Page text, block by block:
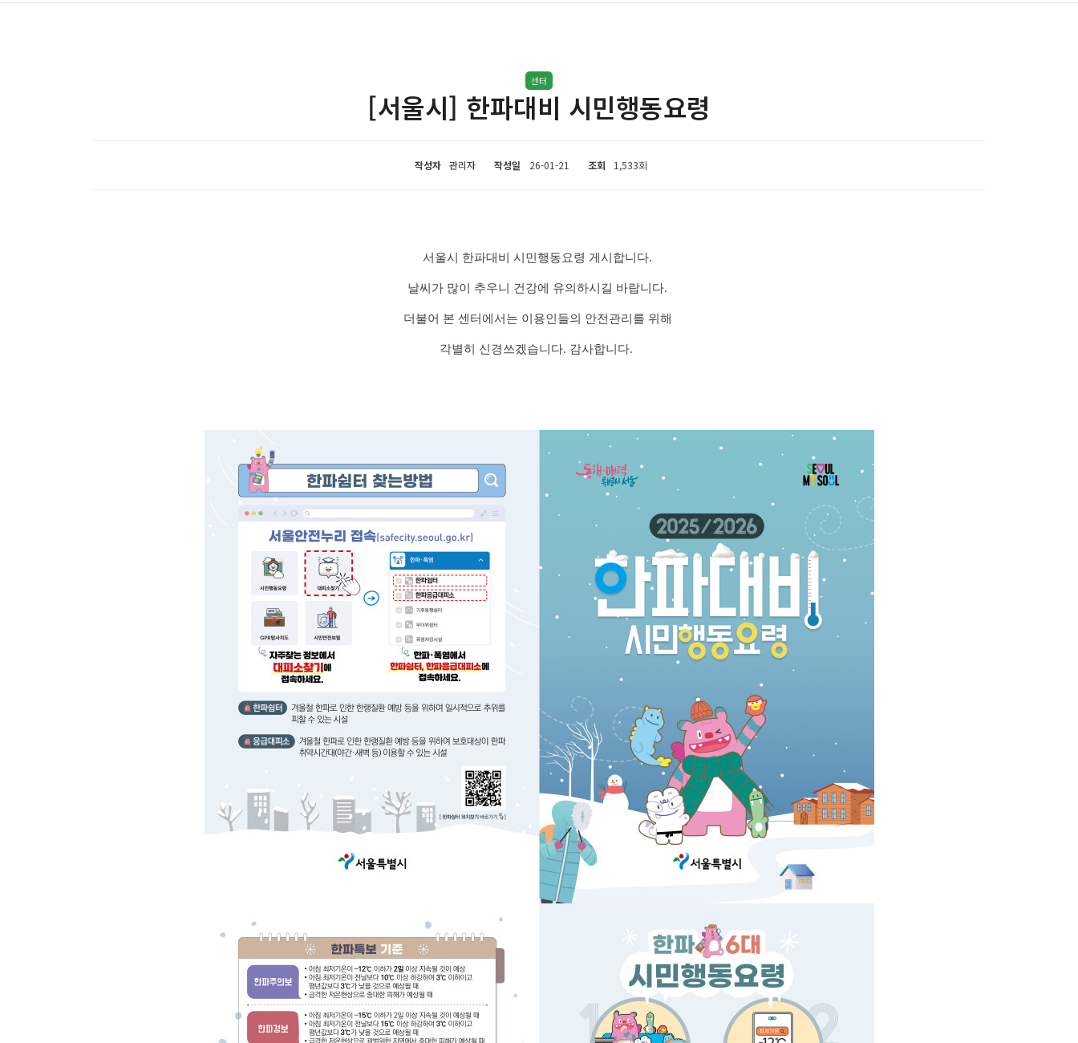
센터
[서울시] 한파대비 시민행동요령
작성자 관리자 작성일 26-01-21 조회 1,533회
서울시 한파대비 시민행동요령 게시합니다.
날씨가 많이 추우니 건강에 유의하시길 바랍니다.
더불어 본 센터에서는 이용인들의 안전관리를 위해
각별히 신경쓰겠습니다. 감사합니다.